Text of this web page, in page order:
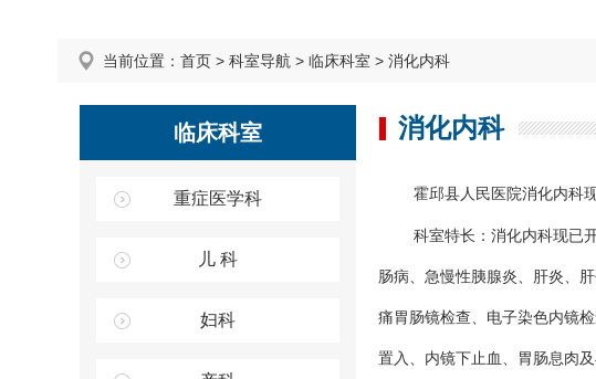
当前位置： 首页 > 科室导航 > 临床科室 > 消化内科
临床科室
重症医学科
儿 科
妇科
消化内科
霍邱县人民医院消化内科
科室特长：消化内科现已
肠病、急慢性胰腺炎、肝炎、
痛胃肠镜检查、电子染色内镜
置入、内镜下止血、胃肠息肉